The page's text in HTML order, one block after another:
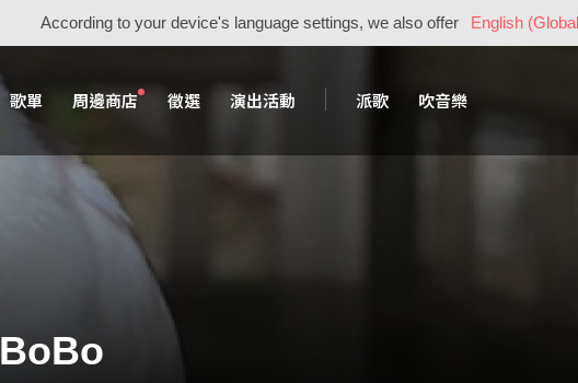
According to your device's language settings, we also offer English
歌單 周邊商店 徵選 演出活動 派歌 吹音樂
BoBo